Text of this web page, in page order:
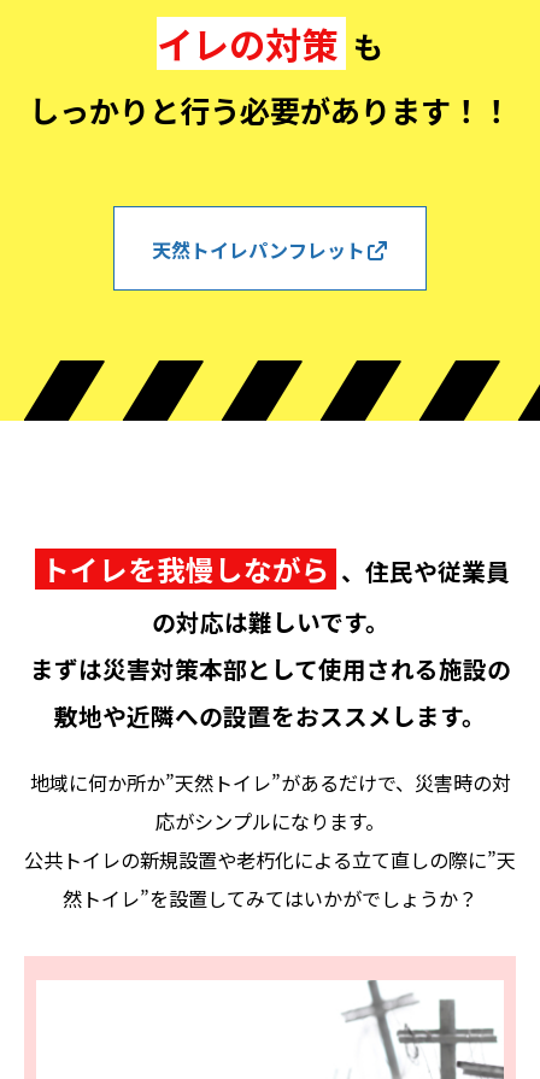
イレの対策 も
しっかりと行う必要があります！！
天然トイレパンフレット
トイレを我慢しながら 、住民や従業員
の対応は難しいです。
まずは災害対策本部として使用される施設の
敷地や近隣への設置をおススメします。
地域に何か所か”天然トイレ”があるだけで、災害時の対
応がシンプルになります。
公共トイレの新規設置や老朽化による立て直しの際に”天
然トイレ”を設置してみてはいかがでしょうか？